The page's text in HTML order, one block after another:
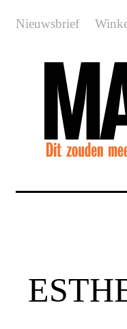
Nieuwsbrief